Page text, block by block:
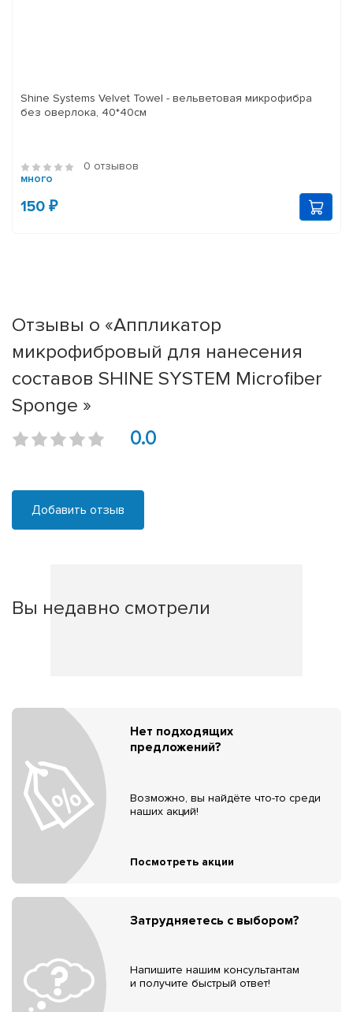
Shine Systems Velvet Towel - вельветовая микрофибра
без оверлока, 40*40см
0 отзывов
много
150 ₽
Отзывы о «Аппликатор
микрофибровый для нанесения
составов SHINE SYSTEM Microfiber
Sponge »
0.0
Добавить отзыв
Вы недавно смотрели
Нет подходящих
предложений?
Возможно, вы найдёте что-то среди
наших акций!
Посмотреть акции
Затрудняетесь с выбором?
Напишите нашим консультантам
и получите быстрый ответ!